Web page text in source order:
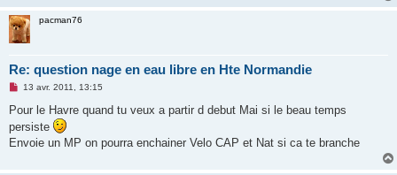
o
n
l
pacman76
Re: question nage en eau libre en Hte Normandie
M
s
a
g
e
13 avr. 2011, 13:15
Pour le Havre quand tu veux a partir d debut Mai si le beau temps
persiste
Envoie un MP on pourra enchainer Velo CAP et Nat si ca te branche